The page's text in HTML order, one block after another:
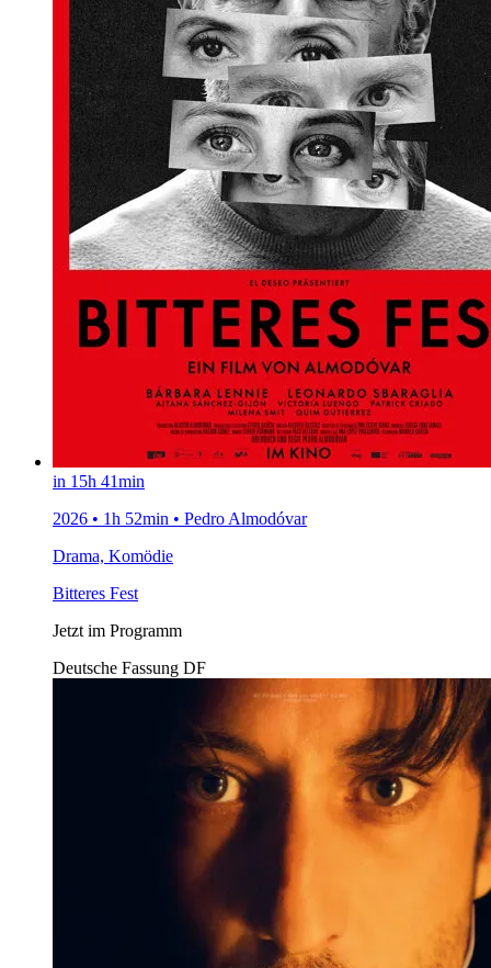
in 15h 41min
2026 • 1h 52min • Pedro Almodóvar
Drama, Komödie
Bitteres Fest
Jetzt im Programm
Deutsche Fassung DF